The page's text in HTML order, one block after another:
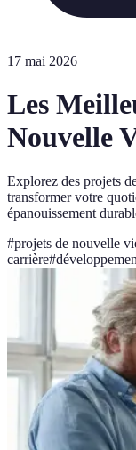
17 mai 2026
Les
Nouvelle
Explorez des projets
transformer votre
épanouissement
#projets de nouvelle
carrière#